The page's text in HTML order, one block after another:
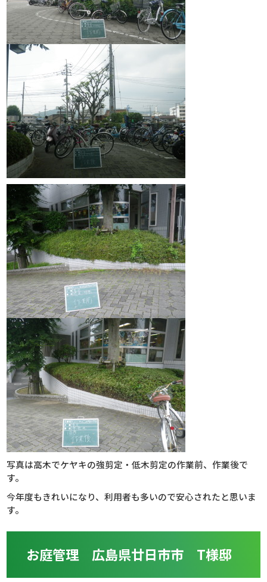
写真は高木でケヤキの強剪定・低木剪定の作業前、作業後で
す。
今年度もきれいになり、利用者も多いので安心されたと思いま
す。
お庭管理 広島県廿日市市 T様邸